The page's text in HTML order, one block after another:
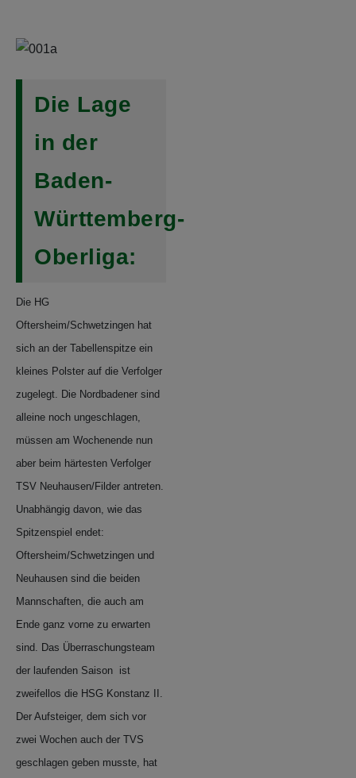
Die Lage
in der
Baden-
Württemberg-
Oberliga:
Die HG
Oftersheim/Schwetzingen hat
sich an der Tabellenspitze ein
kleines Polster auf die Verfolger
zugelegt. Die Nordbadener sind
alleine noch ungeschlagen,
müssen am Wochenende nun
aber beim härtesten Verfolger
TSV Neuhausen/Filder antreten.
Unabhängig davon, wie das
Spitzenspiel endet:
Oftersheim/Schwetzingen und
Neuhausen sind die beiden
Mannschaften, die auch am
Ende ganz vorne zu erwarten
sind. Das Überraschungsteam
der laufenden Saison ist
zweifellos die HSG Konstanz II.
Der Aufsteiger, dem sich vor
zwei Wochen auch der TVS
geschlagen geben musste, hat